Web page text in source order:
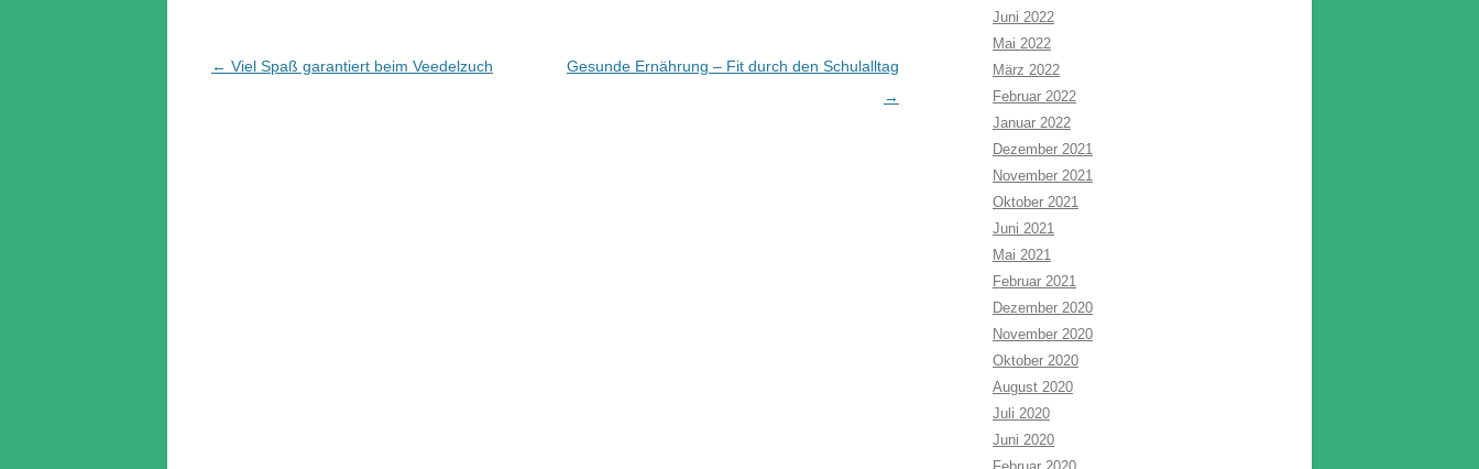
Beitrags-
← Viel Spaß garantiert beim Veedelzuch
Gesunde Ernährung – Fit durch den Schulalltag
→
Juni 2022
Mai 2022
März 2022
Februar 2022
Januar 2022
Dezember 2021
November 2021
Oktober 2021
Juni 2021
Mai 2021
Februar 2021
Dezember 2020
November 2020
Oktober 2020
August 2020
Juli 2020
Juni 2020